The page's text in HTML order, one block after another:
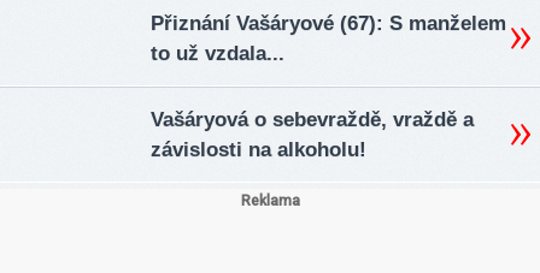
Přiznání Vašáryové (67): S manželem
to už vzdala...
Vašáryová o sebevraždě, vraždě a
závislosti na alkoholu!